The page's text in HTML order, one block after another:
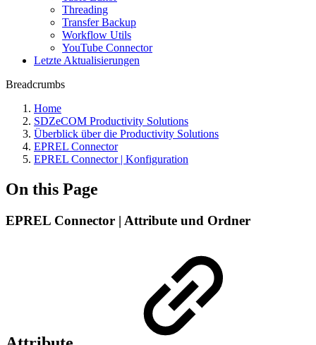
Threading
Transfer Backup
Workflow Utils
YouTube Connector
Letzte Aktualisierungen
Breadcrumbs
Home
SDZeCOM Productivity Solutions
Überblick über die Productivity Solutions
EPREL Connector
EPREL Connector | Konfiguration
On this Page
EPREL Connector | Attribute und Ordner